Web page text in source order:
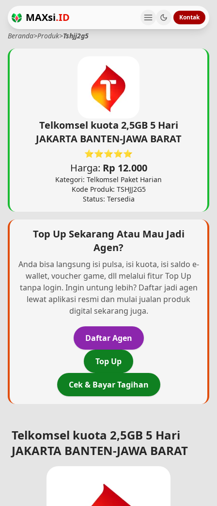
MAXsi.ID Kontak
Beranda>Produk>Tshjj2g5
Telkomsel kuota 2,5GB 5 Hari
JAKARTA BANTEN-JAWA BARAT
⭐⭐⭐⭐⭐
Harga: Rp 12.000
Kategori: Telkomsel Paket Harian
Kode Produk: TSHJJ2G5
Status: Tersedia
Top Up Sekarang Atau Mau Jadi
Agen?
Anda bisa langsung isi pulsa, isi kuota, isi saldo e-
wallet, voucher game, dll melalui fitur Top Up
tanpa login. Ingin untung lebih? Daftar jadi agen
lewat aplikasi resmi dan mulai jualan produk
digital sekarang juga.
Daftar Agen
Top Up
Cek & Bayar Tagihan
Telkomsel kuota 2,5GB 5 Hari
JAKARTA BANTEN-JAWA BARAT